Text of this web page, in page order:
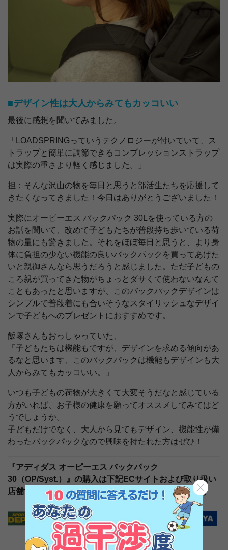
■デザイン性は大人からみてもカッコいい
最後に感想を聞いてみました。
「LOADSPRINGっていうテクノロジーが付いていて、ス
トラップと簡単に調節できるコンプレッションストラップ
は実際の重さより軽く感じました。」
担：そんな沢山の物を毎日と思うと部活生たちを応援して
きたくなってきました！今日はありがとうございました！
実際にオーピーエス バックパック 30Lを使っている方の
お話を聞いて、改めて子どもたちが普段持ち歩いている荷
物の量にも驚きました。それをほぼ毎日と思うと、より身
体に負担の少ない機能の良いバックパックを買ってあげた
いと親御さんなら思うだろうと感じました。ただ子どもの
ころ親が買ってきた物がちょっとダサくて使わないなんて
こともあったと思いますが、このバックパックデザインは
シンプルで普段着にも合いそうなスタイリッシュなデザイ
ンで子どもへのプレゼントにおすすめです。
飯塚さんもおっしゃっていた、
「子どもたちは機能もですが、デザインを求める傾向があ
るなと思います、このバックパックは機能もデザインも大
人からみてもカッコいい。」
いつも子どもの荷物が大きくて大変そうだなと感じている
方がいれば、お子様の健康を願ってオススメしてみてはど
うでしょうか。
子どもだけでなく、大人から見てもデザイン、機能性が備
わったバックパックなので興味を持たれた方はぜひ！
『アディダス オーピーエス バックパック
30（OP/Syst.）』の購入は下記ECサイトおよび取り扱い
店舗で！（※一部お取り扱いがない店舗もございます）